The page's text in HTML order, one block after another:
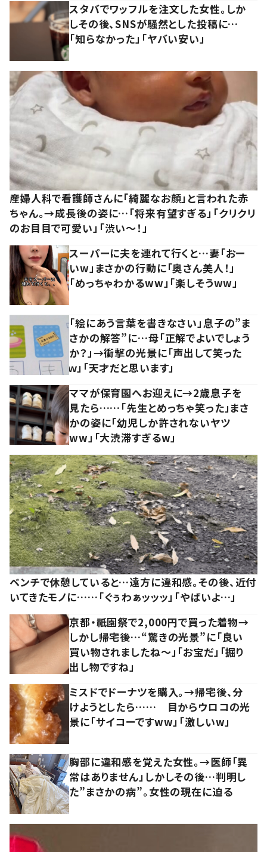
スタバでワッフルを注文した女性。しか
しその後、SNSが騒然とした投稿に…
「知らなかった」「ヤバい安い」
産婦人科で看護師さんに「綺麗なお顔」と言われた赤
ちゃん。→成長後の姿に…「将来有望すぎる」「クリクリ
のお目目で可愛い」「渋い～！」
スーパーに夫を連れて行くと…妻「おー
いw」まさかの行動に「奥さん美人！」
「めっちゃわかるww」「楽しそうww」
「絵にあう言葉を書きなさい」息子の”ま
さかの解答”に…母「正解でよいでしょう
か？」→衝撃の光景に「声出して笑った
ｗ」「天才だと思います」
ママが保育園へお迎えに→2歳息子を
見たら……「先生とめっちゃ笑った」まさ
かの姿に「幼児しか許されないヤツ
ww」「大渋滞すぎるw」
ベンチで休憩していると…遠方に違和感。その後、近付
いてきたモノに……「ぐぅわぁッッッ」「やばいよ…」
京都・祇園祭で2,000円で買った着物→
しかし帰宅後…“驚きの光景”に「良い
買い物されましたね～」「お宝だ」「掘り
出し物ですね」
ミスドでドーナツを購入。→帰宅後、分
けようとしたら…… 目からウロコの光
景に「サイコーですww」「激しいw」
胸部に違和感を覚えた女性。→医師「異
常はありません」しかしその後…判明し
た”まさかの病”。女性の現在に迫る